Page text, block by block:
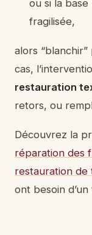
ou si la
fragilisée,
alors
cas,
restauration
retors, ou
Découvrez la
réparation des
restauration de
ont besoin